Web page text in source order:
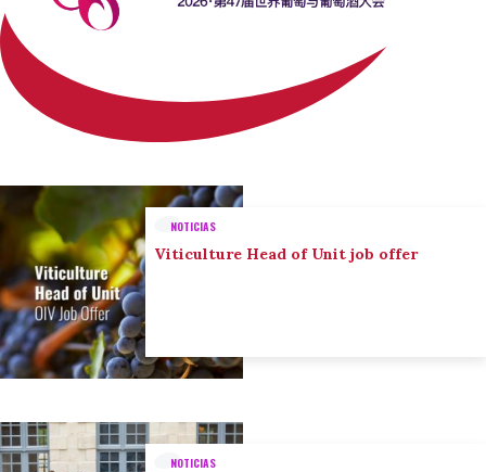
NOTICIAS
Viticulture Head of Unit job offer
NOTICIAS